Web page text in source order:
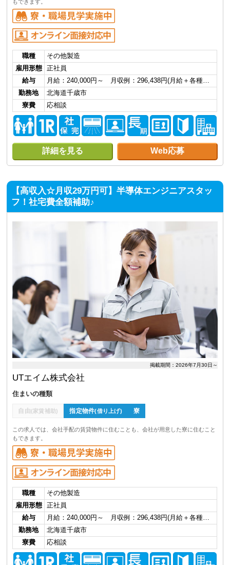
もできます。
職種
その他製造
雇用形態
正社員
給与
月給：240,000円～ 月収例：296,438円(月給＋各種…
勤務地
北海道千歳市
寮費
応相談
詳細を見る Web応募
【高収入☆月収29万円可】半導体エンジニアスタッ
フ！社宅費全額補助♪
掲載期間：2026年7月30日～
UTエイム株式会社
住まいの種類
自由(家賃補助) 指定物件(借り上げ) 寮
この求人では、会社手配の賃貸物件に住むことも、会社が用意した寮に住むこと
もできます。
職種
その他製造
雇用形態
正社員
給与
月給：240,000円～ 月収例：296,438円(月給＋各種…
勤務地
北海道千歳市
寮費
応相談